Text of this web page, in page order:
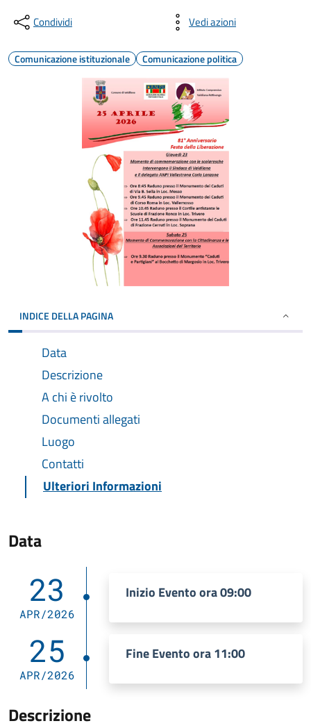
Condividi Vedi azioni
Comunicazione istituzionale Comunicazione politica
INDICE DELLA PAGINA
Data
Descrizione
A chi è rivolto
Documenti allegati
Luogo
Contatti
Ulteriori Informazioni
Data
23
APR/2026
Inizio Evento ora 09:00
25
APR/2026
Fine Evento ora 11:00
Descrizione